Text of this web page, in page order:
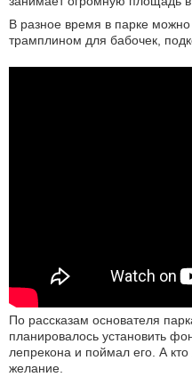
В разное время в парке
трамплином для бабочек,
По рассказам основателя
планировалось установить
лепрекона и поймал его. А
желание.